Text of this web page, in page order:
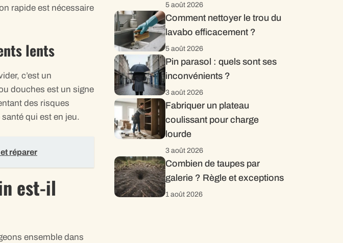
rapide est nécessaire
lents
c’est un
douches est un signe
des risques
qui est en jeu.
réparer
est-il
ensemble dans
5 août 2026
Comment nettoyer le trou du
lavabo efficacement ?
5 août 2026
Pin parasol : quels sont ses
inconvénients ?
3 août 2026
Fabriquer un plateau
coulissant pour charge
lourde
3 août 2026
Combien de taupes par
galerie ? Règle et exceptions
1 août 2026